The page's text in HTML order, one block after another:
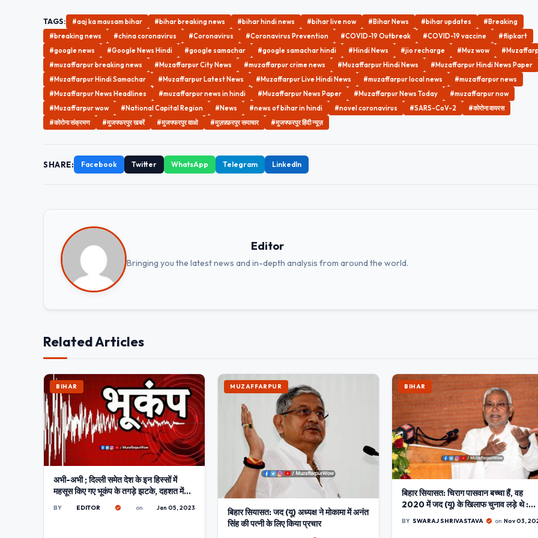
TAGS: #aaj ka mausam bihar #bihar breaking news #bihar hindi news #bihar live now #Bihar News #bihar updates
#Breaking
#breaking news
#china coronavirus #Coronavirus #Coronavirus Prevention #COVID-19 Outbreak #COVID-19 vaccine
#flipkart
#google news
#Google News Hindi #google samachar #google samachar hindi #Hindi News #jio recharge #Muz wow
#muzaffarpur breaking news
#Muzaffarpur City News #muzaffarpur crime news #Muzaffarpur Hindi News
#Muzaffarpur Hindi News Paper
#Muzaffarpur Hindi Samachar
#Muzaffarpur Latest News #Muzaffarpur Live Hindi News #muzaffarpur local news
#muzaffarpur news
#Muzaffarpur News Headlines
#muzaffarpur news in hindi #Muzaffarpur News Paper #Muzaffarpur News Today
#muzaffarpur now
#Muzaffarpur wow
#National Capital Region #News #news of bihar in hindi #novel coronavirus #SARS-CoV-2
#कोरोना वायरस
#कोरोना संक्रमण
#मुजफ्फरपुर खबरें #मुजफ्फरपुर वाओ #मुज़फ़्फ़रपुर समाचार #मुजफ्फरपुर हिंदी न्यूज़
SHARE: Facebook Twitter WhatsApp Telegram LinkedIn
Editor
Bringing you the latest news and in-depth analysis from around the world.
Related Articles
BIHAR
अभी-अभी ; दिल्ली समेत देश के इन हिस्सों में
महसूस किए गए भूकंप के तगड़े झटके, दहशत में
घरों से बाहर निकले लोग
BY EDITOR on Jan 05, 2023
MUZAFFARPUR
बिहार सियासत: जद (यू) अध्यक्ष ने मोकामा में अनंत
सिंह की पत्नी के लिए किया प्रचार
BIHAR
बिहार सियासत: चिराग पासवान बच्चा हैं, वह
2020 में जद (यू) के खिलाफ चुनाव लड़े थे :
BY SWARAJ SHRIVASTAVA on Nov 03,